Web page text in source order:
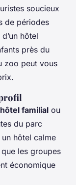
soucieux
de périodes
hôtel
près du
zoo peut vous
hôtel familial ou
du parc
hôtel calme
les groupes
économique